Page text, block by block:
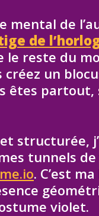
mental de
de
reste du
un
êtes partout,
structurée,
tunnels
. C’est
violet.